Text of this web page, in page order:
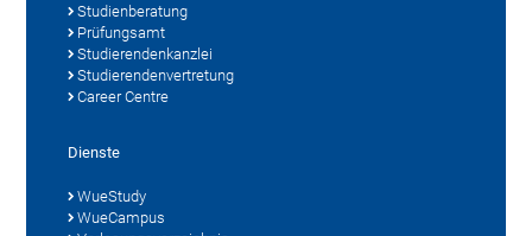
Studienberatung
Prüfungsamt
Studierendenkanzlei
Studierendenvertretung
Career Centre
Dienste
WueStudy
WueCampus